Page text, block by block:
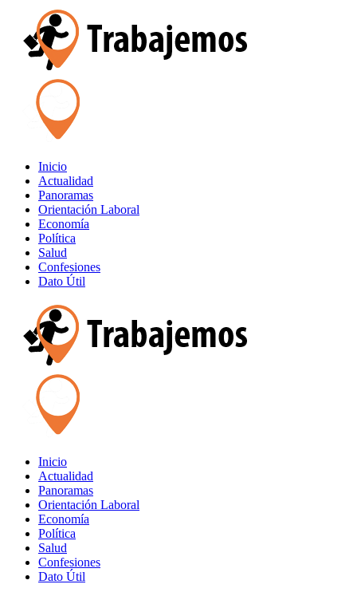
Inicio
Actualidad
Panoramas
Orientación Laboral
Economía
Política
Salud
Confesiones
Dato Útil
Inicio
Actualidad
Panoramas
Orientación Laboral
Economía
Política
Salud
Confesiones
Dato Útil